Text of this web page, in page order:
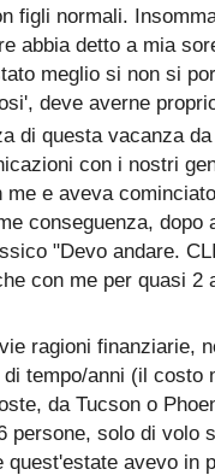
figli normali.
abbia detto a mia
meglio si non si
deve averne
di questa vacanza
con i nostri
me e aveva
conseguenza, dopo
"Devo andare.
con me per quasi 2
ragioni finanziarie,
tempo/anni (il costo
da Tucson o
persone, solo di volo
avevo in